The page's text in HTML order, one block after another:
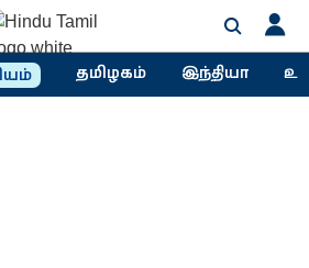
தமிழகம் இந்தியா